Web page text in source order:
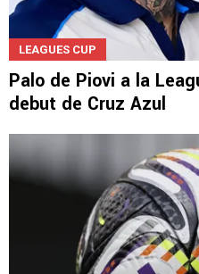
LEAGUES CUP
Palo de Piovi a la
debut de Cruz Azul